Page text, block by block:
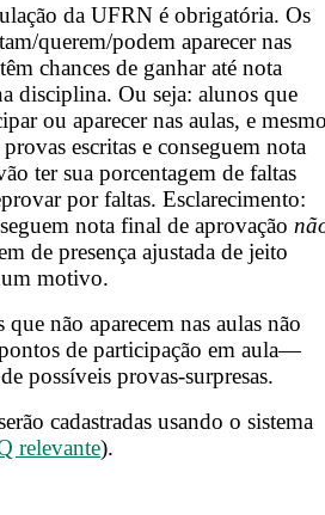
da UFRN é obrigatória. Os
querem/podem aparecer nas
chances de ganhar até nota
disciplina. Ou seja: alunos que
ou aparecer nas aulas, e
escritas e conseguem nota
ter sua porcentagem de faltas
por faltas. Esclarecimento:
nota final de aprovação
de presença ajustada de jeito
motivo.
não aparecem nas aulas não
de participação em aula—
possíveis provas-surpresas.
cadastradas usando o sistema
relevante).